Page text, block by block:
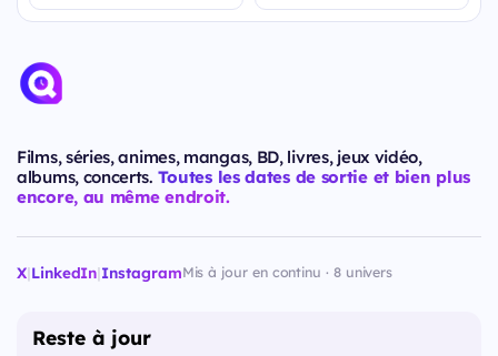
Films, séries, animes, mangas, BD, livres, jeux vidéo,
albums, concerts. Toutes les dates de sortie et bien plus
encore, au même endroit.
X|LinkedIn|InstagramMis à jour en continu · 8 univers
Reste à jour